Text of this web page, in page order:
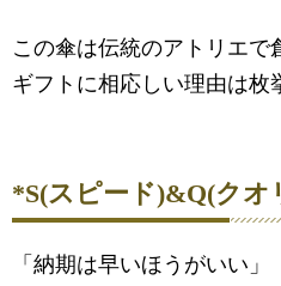
この傘は伝統のアトリエで
ギフトに相応しい理由は枚
*S(スピード)&Q(クオ
「納期は早いほうがいい